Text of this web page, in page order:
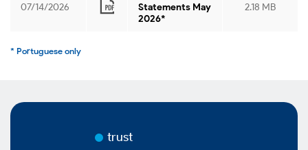
Awards
Podcasts
07/14/2026
Statements May
2026*
2.18 MB
* Portuguese only
trust